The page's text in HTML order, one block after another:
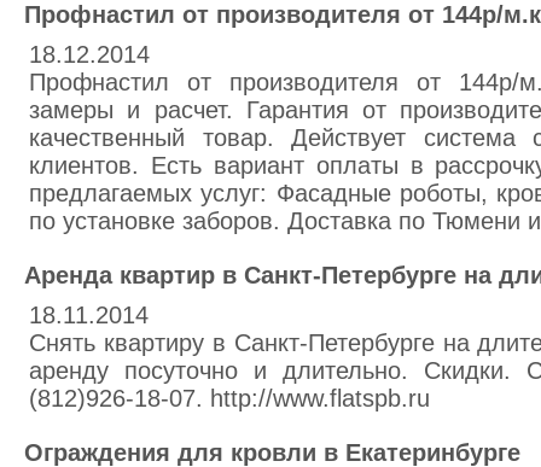
Профнастил от производителя от 144р/
18.12.2014
Профнастил от производителя от 144р/
замеры и расчет. Гарантия от
качественный товар. Действует система
клиентов. Есть вариант оплаты в
предлагаемых услуг: Фасадные роботы,
по установке заборов. Доставка по Тюмени
Аренда квартир в Санкт-Петербурге на
18.11.2014
Снять квартиру в Санкт-Петербурге на
аренду посуточно и длительно. Скидки.
(812)926-18-07. http://www.flatspb.ru
Ограждения для кровли в Екатеринбурге